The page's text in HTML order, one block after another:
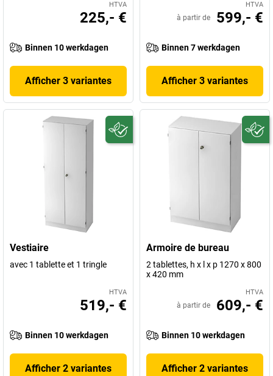
HTVA
225,- €
Binnen 10 werkdagen
Afficher 3 variantes
HTVA
à partir de 599,- €
Binnen 7 werkdagen
Afficher 3 variantes
Vestiaire
avec 1 tablette et 1 tringle
HTVA
519,- €
Binnen 10 werkdagen
Afficher 2 variantes
Armoire de bureau
2 tablettes, h x l x p 1270 x 800
x 420 mm
HTVA
à partir de 609,- €
Binnen 10 werkdagen
Afficher 2 variantes